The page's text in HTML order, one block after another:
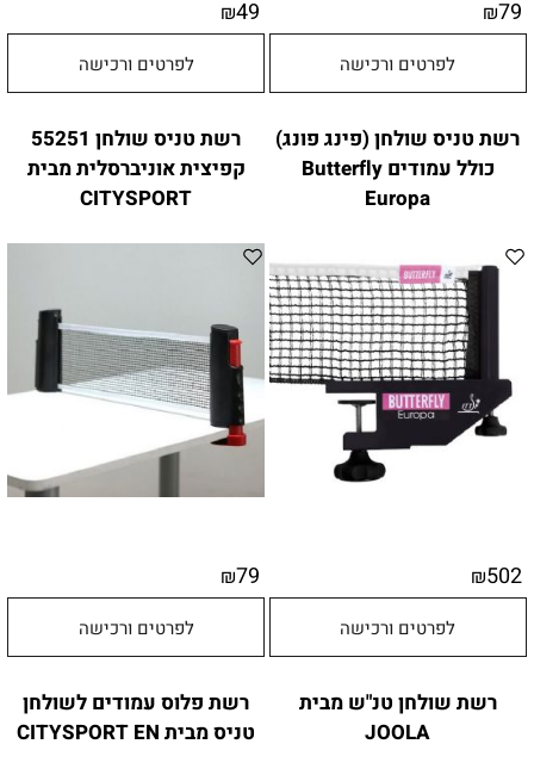
₪79
לפרטים ורכישה
₪49
לפרטים ורכישה
רשת טניס שולחן (פינג פונג)
כולל עמודים Butterfly
Europa
₪502
לפרטים ורכישה
רשת טניס שולחן 55251
קפיצית אוניברסלית מבית
CITYSPORT
₪79
לפרטים ורכישה
רשת שולחן טנ"ש מבית
JOOLA
רשת פלוס עמודים לשולחן
טניס מבית CITYSPORT EN